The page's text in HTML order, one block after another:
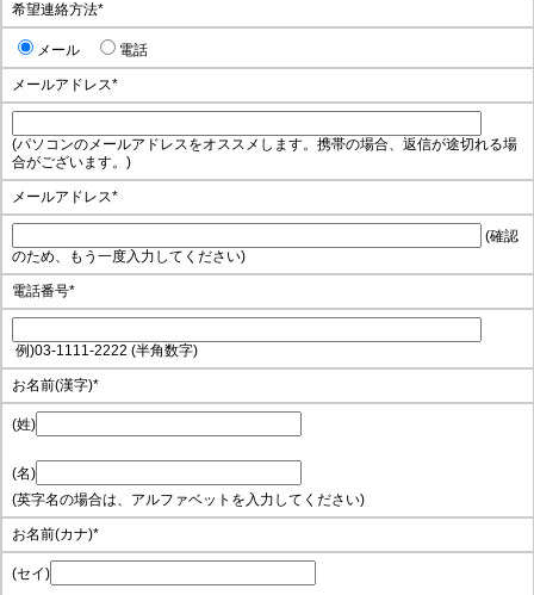
希望連絡方法*
メール 電話
メールアドレス*
(パソコンのメールアドレスをオススメします。携帯の場合、返信が途切れる場
合がございます。)
メールアドレス*
(確認
のため、もう一度入力してください)
電話番号*
例)03-1111-2222 (半角数字)
お名前(漢字)*
(姓)
(名)
(英字名の場合は、アルファベットを入力してください)
お名前(カナ)*
(セイ)